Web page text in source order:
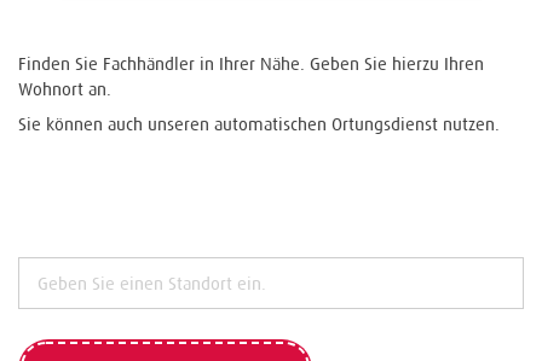
Finden Sie Fachhändler in Ihrer Nähe. Geben Sie hierzu Ihren
Wohnort an.
Sie können auch unseren automatischen Ortungsdienst nutzen.